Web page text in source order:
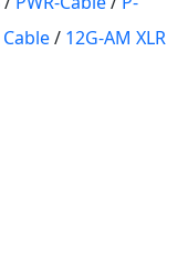
/ 12G-AM XLR